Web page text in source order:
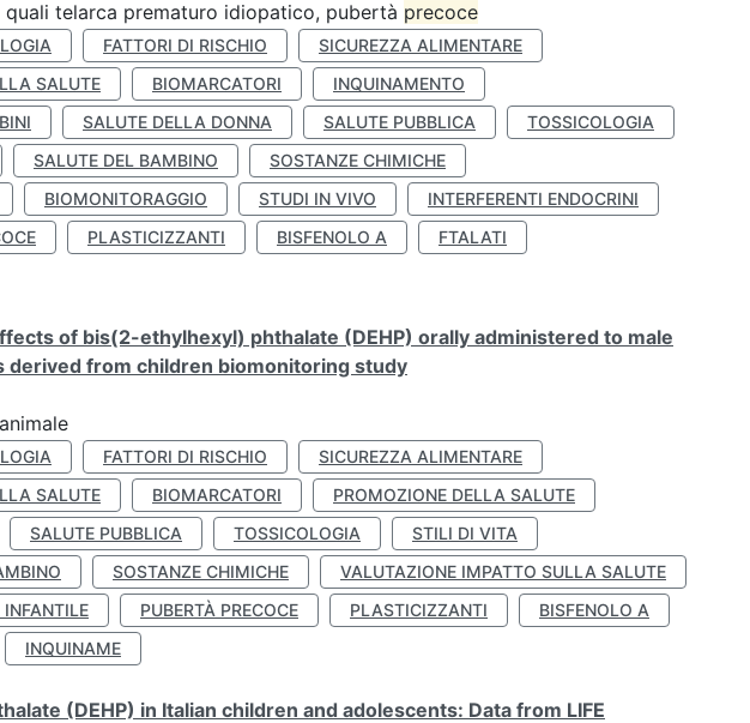
telarca prematuro idiopatico, pubertà precoce
FATTORI DI RISCHIO
SICUREZZA ALIMENTARE
SALUTE BIOMARCATORI
INQUINAMENTO
SALUTE DELLA DONNA SALUTE PUBBLICA
TOSSICOLOGIA
SALUTE DEL BAMBINO
SOSTANZE CHIMICHE
BIOMONITORAGGIO STUDI IN VIVO
INTERFERENTI ENDOCRINI
PLASTICIZZANTI BISFENOLO A
FTALATI
of bis(2-ethylhexyl) phthalate (DEHP) orally administered to male
derived from children biomonitoring study
FATTORI DI RISCHIO
SICUREZZA ALIMENTARE
SALUTE BIOMARCATORI
PROMOZIONE DELLA SALUTE
SALUTE PUBBLICA TOSSICOLOGIA
STILI DI VITA
SOSTANZE CHIMICHE
VALUTAZIONE IMPATTO SULLA SALUTE
INFANTILE PUBERTÀ PRECOCE PLASTICIZZANTI
BISFENOLO A
INQUINAME
(DEHP) in Italian children and adolescents: Data from LIFE